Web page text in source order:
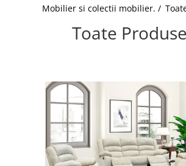
Mobilier si colectii mobilier. /
Toate